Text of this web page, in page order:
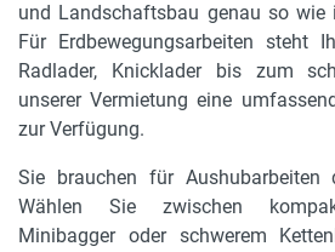
und Landschaftsbau genau so wie
Für Erdbewegungsarbeiten steht
Radlader, Knicklader bis zum
unserer Vermietung eine
zur Verfügung.
Sie brauchen für Aushubarbeiten
Wählen Sie zwischen
Minibagger oder schwerem